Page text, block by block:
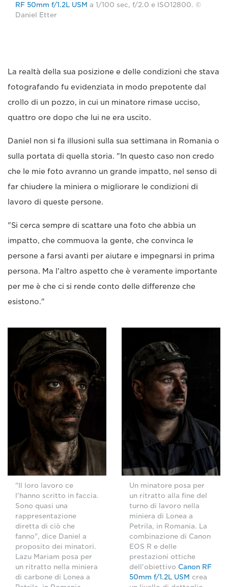
RF 50mm f/1.2L USM a 1/100 sec, f/2.0 e ISO12800. ©
Daniel Etter
La realtà della sua posizione e delle condizioni che stava
fotografando fu evidenziata in modo prepotente dal
crollo di un pozzo, in cui un minatore rimase ucciso,
quattro ore dopo che lui ne era uscito.
Daniel non si fa illusioni sulla sua settimana in Romania o
sulla portata di quella storia. "In questo caso non credo
che le mie foto avranno un grande impatto, nel senso di
far chiudere la miniera o migliorare le condizioni di
lavoro di queste persone.
"Si cerca sempre di scattare una foto che abbia un
impatto, che commuova la gente, che convinca le
persone a farsi avanti per aiutare e impegnarsi in prima
persona. Ma l'altro aspetto che è veramente importante
per me è che ci si rende conto delle differenze che
esistono."
"Il loro lavoro ce
l'hanno scritto in faccia.
Sono quasi una
rappresentazione
diretta di ciò che
fanno", dice Daniel a
proposito dei minatori.
Lazu Mariam posa per
un ritratto nella miniera
di carbone di Lonea a
Un minatore posa per
un ritratto alla fine del
turno di lavoro nella
miniera di Lonea a
Petrila, in Romania. La
combinazione di Canon
EOS R e delle
prestazioni ottiche
dell'obiettivo Canon RF
50mm f/1.2L USM crea